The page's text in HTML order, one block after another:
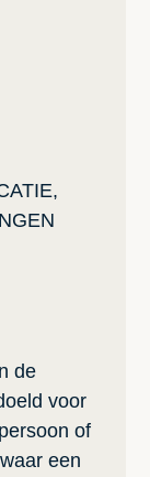
de
voor
of
een